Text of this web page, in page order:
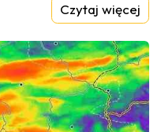
Czytaj więcej